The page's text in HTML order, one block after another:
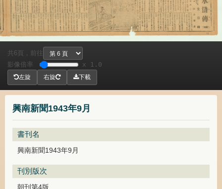
興南新聞1943年9月
書刊名
興南新聞1943年9月
刊別版次
朝刊第4版
共 6頁，
前往
影像倍率
x 1.0
左旋 右旋 下載